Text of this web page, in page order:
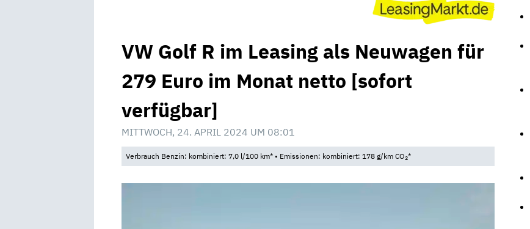
VW Golf R im Leasing als Neuwagen für
279 Euro im Monat netto [sofort
verfügbar]
MITTWOCH, 24. APRIL 2024 UM 08:01
Verbrauch Benzin: kombiniert: 7,0 l/100 km* • Emissionen: kombiniert: 178 g/km CO2*